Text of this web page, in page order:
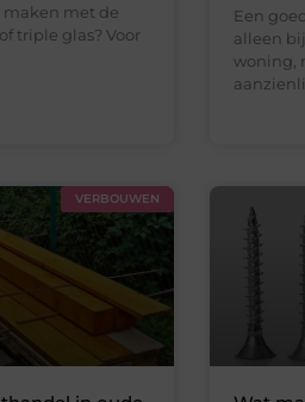
met de
triple glas? Voor
Een
alleen
woning,
VERBOUWEN